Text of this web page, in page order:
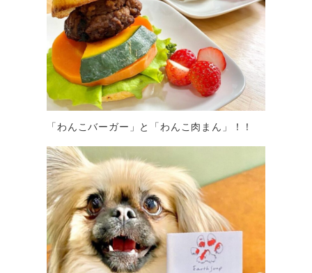
「わんこバーガー」と「わんこ肉まん」！！